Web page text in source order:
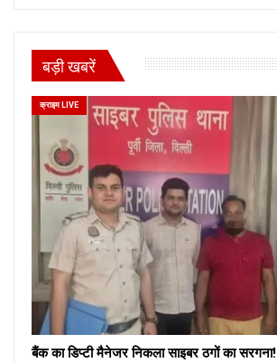
बड़ी खबरें
क्राइम LIVE
बैंक का डिप्टी मैनेजर निकला साइबर ठगों का सरगना!